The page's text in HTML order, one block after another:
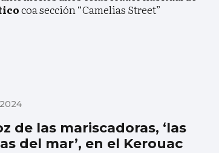
coa sección “Camelias Street”
de las mariscadoras, ‘las
del mar’, en el Kerouac